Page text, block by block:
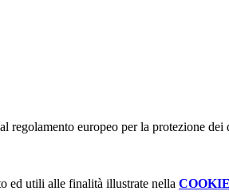
europeo per la protezione
ed utili alle finalità illustrate nella